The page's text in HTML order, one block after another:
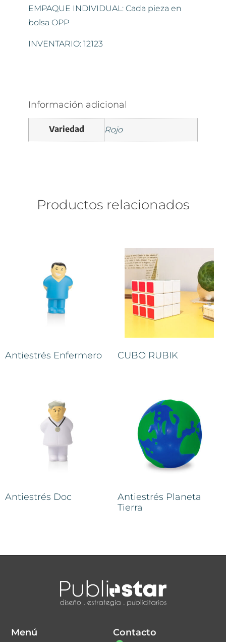
EMPAQUE INDIVIDUAL: Cada pieza en
bolsa OPP
INVENTARIO: 12123
Información adicional
Variedad Rojo
Productos relacionados
Antiestrés Enfermero CUBO RUBIK
Antiestrés Doc
Antiestrés Planeta
Tierra
Menú Contacto